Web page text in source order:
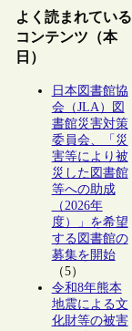
よく読まれている
コンテンツ（本
日）
日本図書館協
会（JLA）図
書館災害対策
委員会、「災
害等により被
災した図書館
等への助成
（2026年
度）」を希望
する図書館の
募集を開始
（5）
令和8年熊本
地震による文
化財等の被害